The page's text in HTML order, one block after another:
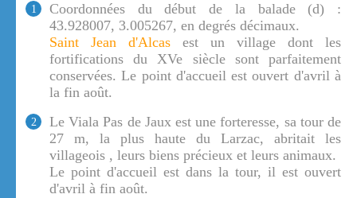
1
Coordonnées du début de la balade (d) :
43.928007, 3.005267, en degrés décimaux.
Saint Jean d'Alcas est un village dont les
fortifications du XVe siècle sont parfaitement
conservées. Le point d'accueil est ouvert d'avril à
la fin août.
2
Le Viala Pas de Jaux est une forteresse, sa tour de
27 m, la plus haute du Larzac, abritait les
villageois , leurs biens précieux et leurs animaux.
Le point d'accueil est dans la tour, il est ouvert
d'avril à fin août.